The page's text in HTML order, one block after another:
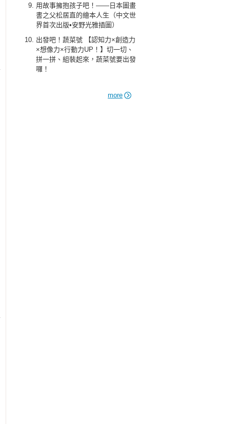
用故事擁抱孩子吧！——日本圖畫
書之父松居直的繪本人生（中文世
界首次出版•安野光雅插圖）
出發吧！蔬菜號 【認知力×創造力
×想像力×行動力UP！】切一切、
拼一拼、組裝起來，蔬菜號要出發
囉！
more